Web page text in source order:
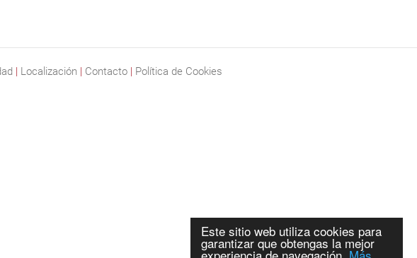
Este sitio web utiliza cookies para
garantizar que obtengas la mejor
| Localización | Contacto| Política de Cookies